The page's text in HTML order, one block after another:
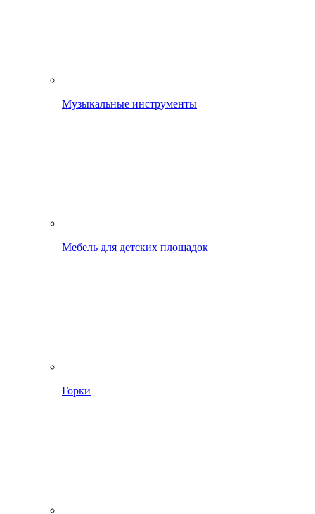
Музыкальные инструменты
Мебель для детских площадок
Горки